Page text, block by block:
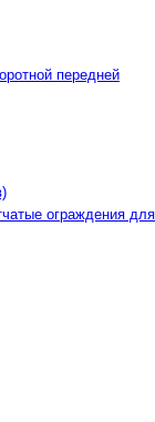
передней
ограждения для